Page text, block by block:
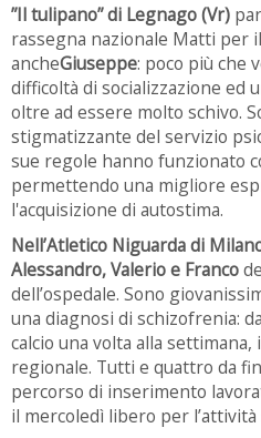
”Il tulipano” di Legnago (Vr)
rassegna nazionale Matti per
ancheGiuseppe: poco più che
difficoltà di socializzazione ed
oltre ad essere molto schivo.
stigmatizzante del servizio
sue regole hanno funzionato
permettendo una migliore
l'acquisizione di autostima.
Nell’Atletico Niguarda di
Alessandro, Valerio e Franco
dell’ospedale. Sono
una diagnosi di schizofrenia:
calcio una volta alla
regionale. Tutti e quattro da
percorso di inserimento
il mercoledì libero per